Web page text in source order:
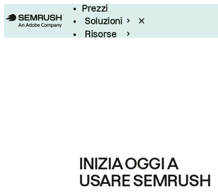
Prezzi
Soluzioni
Risorse
INIZIA OGGI A
USARE SEMRUSH